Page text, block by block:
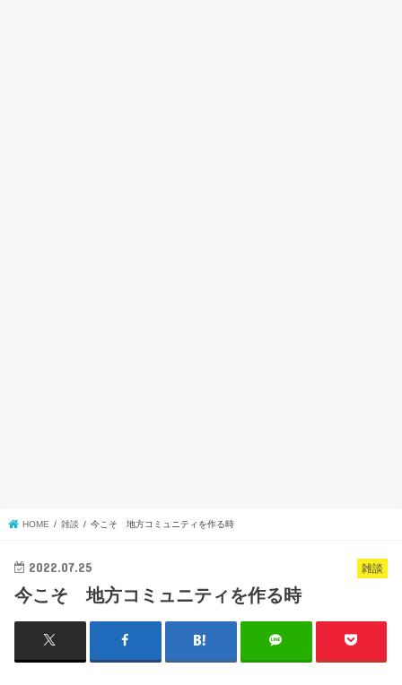
HOME 雑談 今こそ 地方コミュニティを作る時
雑談
2022.07.25
今こそ 地方コミュニティを作る時